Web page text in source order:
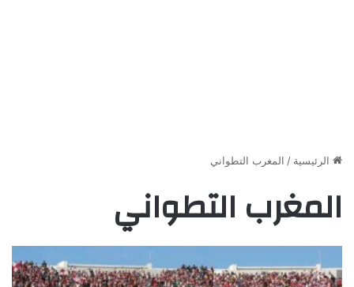
الرئيسية / المغرب التطواني
المغرب التطواني